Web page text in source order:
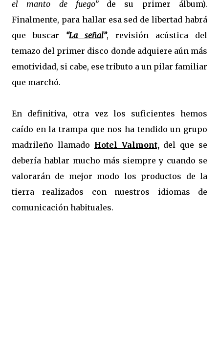
el manto de fuego”de su primer álbum).
Finalmente, para hallar esa sed de libertad habrá
que buscar “La señal”, revisión acústica del
temazo del primer disco donde adquiere aún más
emotividad, si cabe, ese tributo a un pilar familiar
que marchó.
En definitiva, otra vez los suficientes hemos
caído en la trampa que nos ha tendido un grupo
madrileño llamado Hotel Valmont, del que se
debería hablar mucho más siempre y cuando se
valorarán de mejor modo los productos de la
tierra realizados con nuestros idiomas de
comunicación habituales.